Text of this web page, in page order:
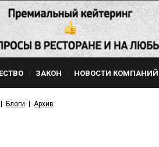
ЗАКОН НОВОСТИ КОМПАНИЙ
Блоги Архив